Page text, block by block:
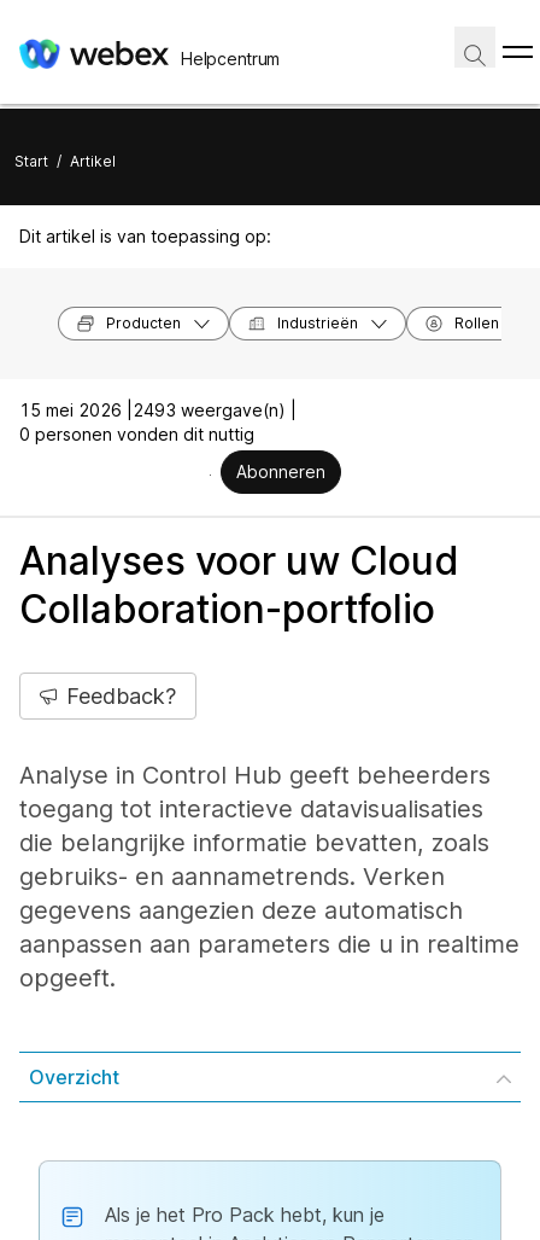
Helpcentrum
Start / Artikel
Dit artikel is van toepassing op:
Producten Industrieën Rollen
15 mei 2026 |
2493 weergave(n) |
0 personen vonden dit nuttig
Abonneren
Analyses voor uw Cloud
Collaboration-portfolio
Feedback?
Analyse in Control Hub geeft beheerders
toegang tot interactieve datavisualisaties
die belangrijke informatie bevatten, zoals
gebruiks- en aannametrends. Verken
gegevens aangezien deze automatisch
aanpassen aan parameters die u in realtime
opgeeft.
Overzicht
Als je het Pro Pack hebt, kun je